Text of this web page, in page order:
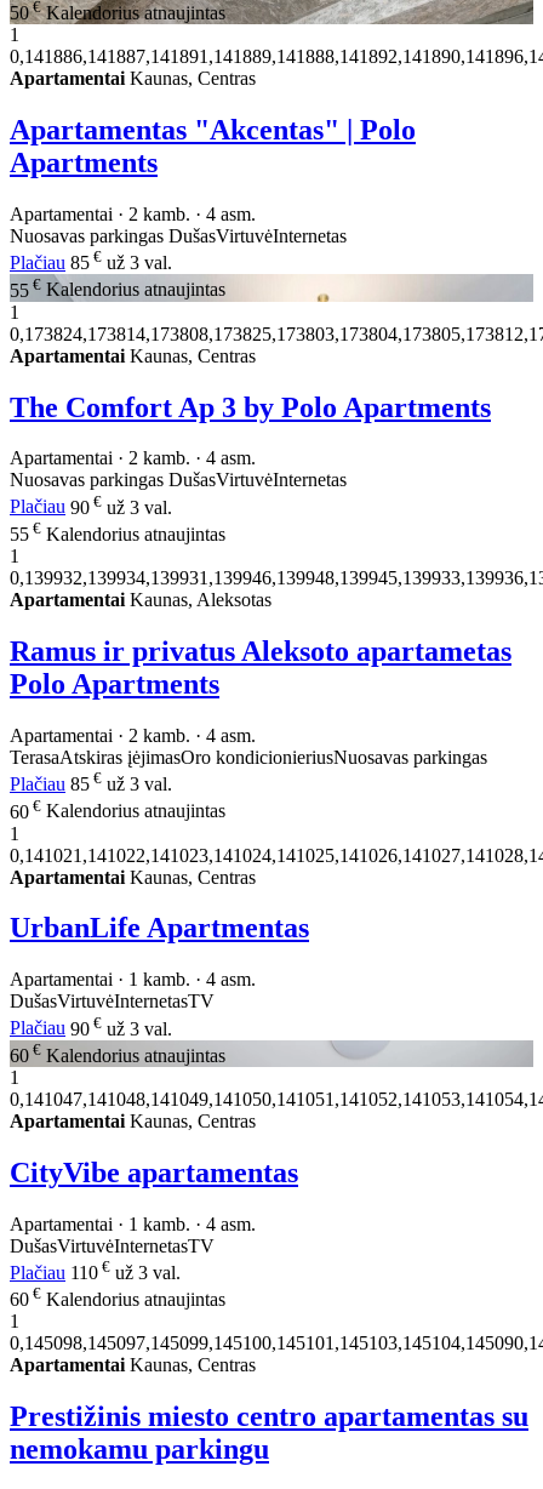
50€ Kalendorius atnaujintas
1
Apartamentai Kaunas, Centras
Apartamentas "Akcentas" | Polo
Apartments
Apartamentai · 2 kamb. · 4 asm.
Nuosavas parkingas DušasVirtuvėInternetas
Plačiau 85 € už 3 val.
55 € Kalendorius atnaujintas
1
Apartamentai Kaunas, Centras
The Comfort Ap 3 by Polo Apartments
Apartamentai · 2 kamb. · 4 asm.
Nuosavas parkingas DušasVirtuvėInternetas
Plačiau 90 € už 3 val.
55 € Kalendorius atnaujintas
1
Apartamentai Kaunas, Aleksotas
Ramus ir privatus Aleksoto apartametas
Polo Apartments
Apartamentai · 2 kamb. · 4 asm.
TerasaAtskiras įėjimasOro kondicionieriusNuosavas parkingas
Plačiau 85 € už 3 val.
60 € Kalendorius atnaujintas
1
Apartamentai Kaunas, Centras
UrbanLife Apartmentas
Apartamentai · 1 kamb. · 4 asm.
DušasVirtuvėInternetasTV
Plačiau 90 € už 3 val.
60 € Kalendorius atnaujintas
1
Apartamentai Kaunas, Centras
CityVibe apartamentas
Apartamentai · 1 kamb. · 4 asm.
DušasVirtuvėInternetasTV
Plačiau 110 € už 3 val.
60 € Kalendorius atnaujintas
1
ApartamentaiKaunas, Centras
Prestižinis miesto centro apartamentas su
nemokamu parkingu